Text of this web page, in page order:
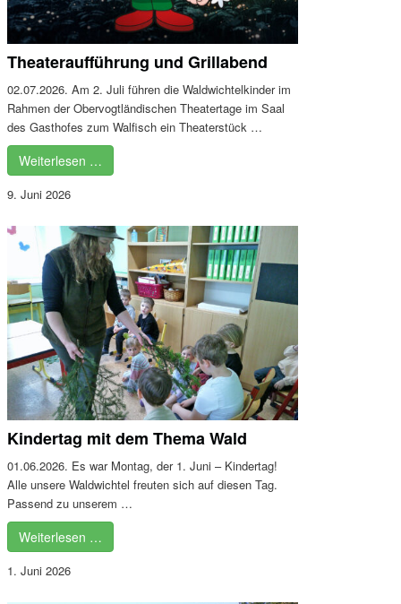
Theateraufführung und Grillabend
02.07.2026. Am 2. Juli führen die Waldwichtelkinder im
Rahmen der Obervogtländischen Theatertage im Saal
des Gasthofes zum Walfisch ein Theaterstück …
Weiterlesen …
9. Juni 2026
Kindertag mit dem Thema Wald
01.06.2026. Es war Montag, der 1. Juni – Kindertag!
Alle unsere Waldwichtel freuten sich auf diesen Tag.
Passend zu unserem …
Weiterlesen …
1. Juni 2026